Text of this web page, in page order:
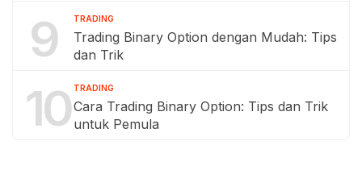
9 TRADING
Trading Binary Option dengan Mudah: Tips
dan Trik
10 TRADING
Cara Trading Binary Option: Tips dan Trik
untuk Pemula